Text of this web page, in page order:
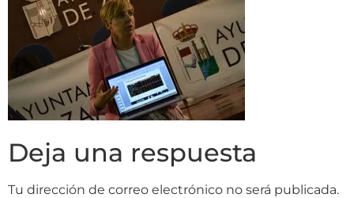
Deja una respuesta
Tu dirección de correo electrónico no será publicada.